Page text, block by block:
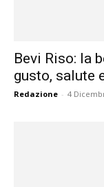
Bevi Riso: la
gusto, salute
Redazione - 4